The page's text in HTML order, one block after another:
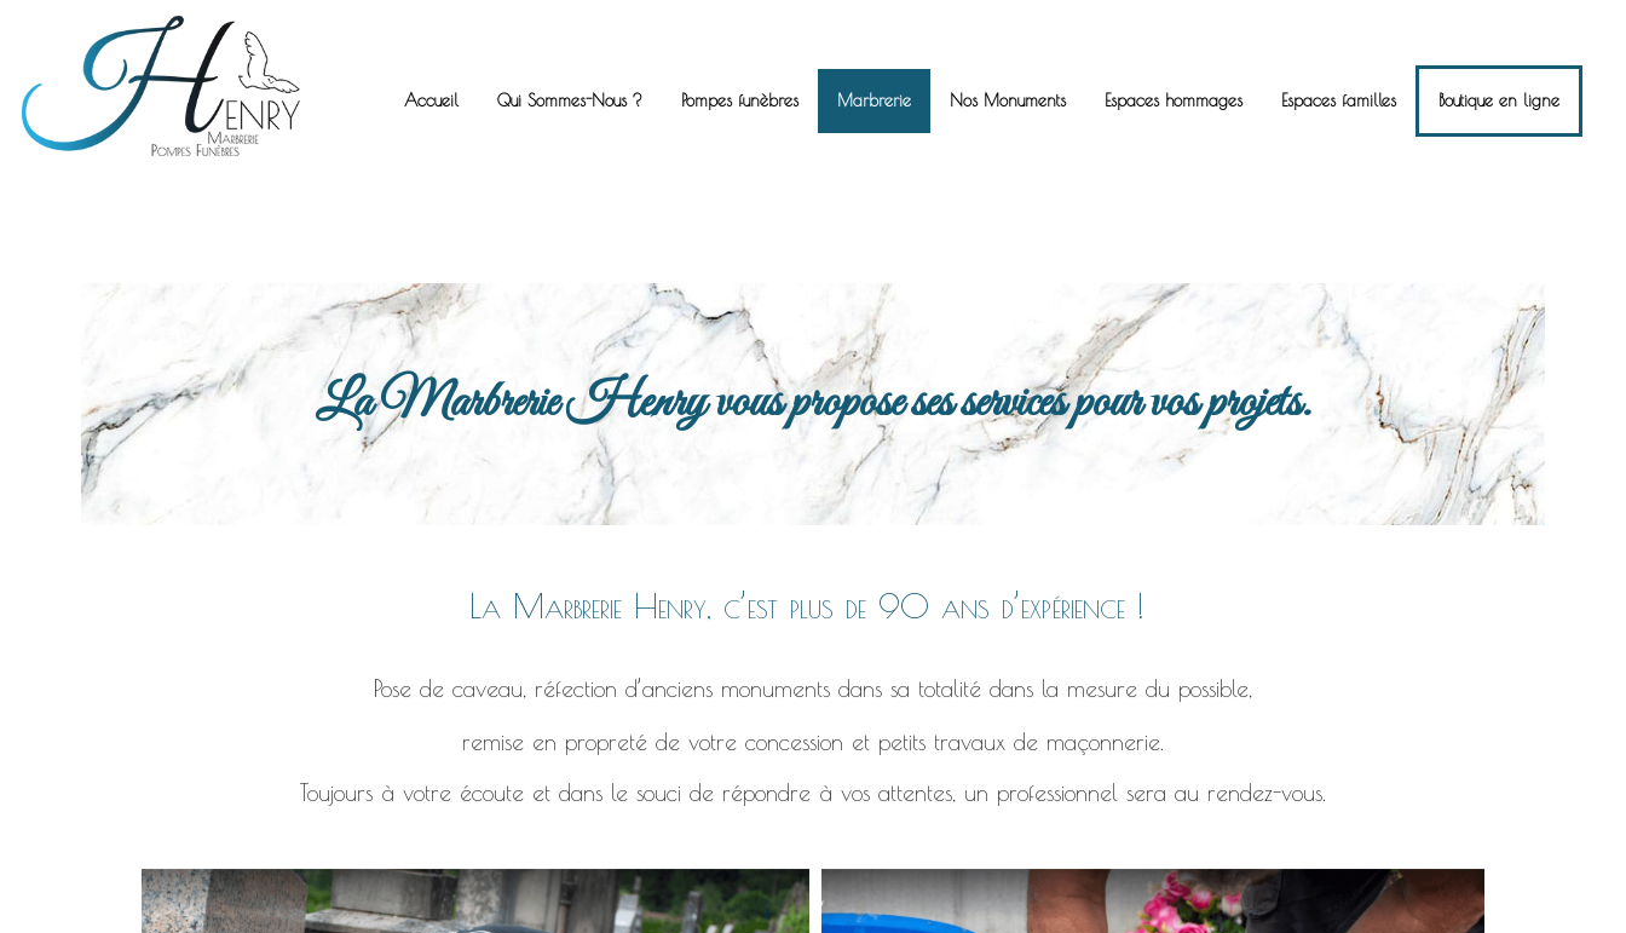
Accueil Qui Sommes-Nous ? Pompes funèbres Marbrerie Nos Monuments Espaces hommages Espaces familles Boutique en ligne
La Marbrerie Henry vous propose ses services pour vos projets.
La Marbrerie Henry, c’est plus de 90 ans d’expérience !
Pose de caveau, réfection d’anciens monuments dans sa totalité dans la mesure du possible,
remise en propreté de votre concession et petits travaux de maçonnerie.
Toujours à votre écoute et dans le souci de répondre à vos attentes, un professionnel sera au rendez-vous.